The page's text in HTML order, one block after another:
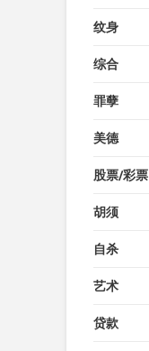
纹身
综合
罪孽
美德
股票/彩票
胡须
自杀
艺术
贷款